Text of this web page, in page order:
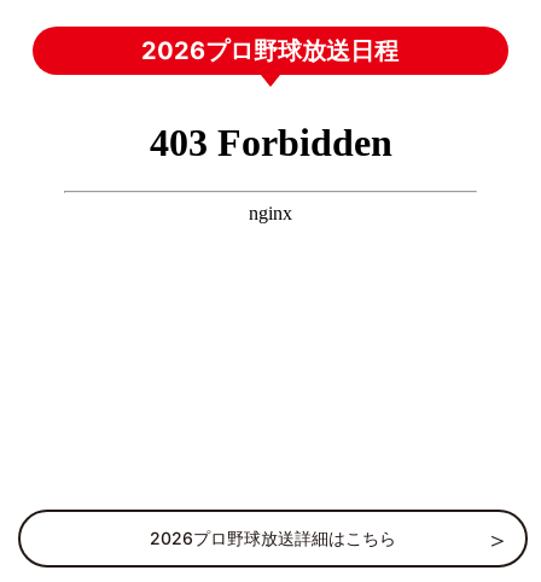
2026プロ野球放送日程
2026プロ野球放送詳細はこちら